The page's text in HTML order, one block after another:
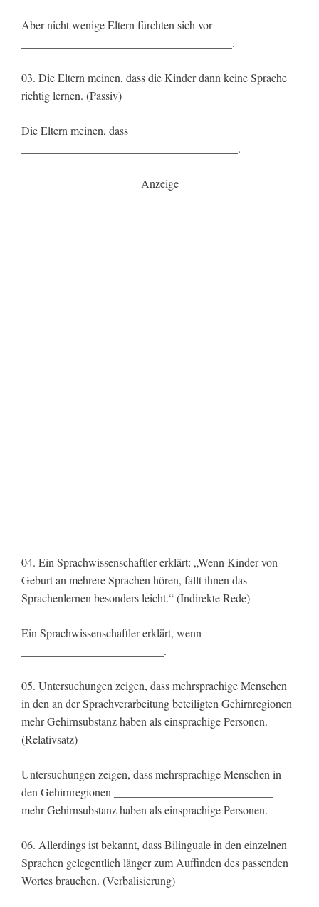
Aber nicht wenige Eltern fürchten sich vor
_____________________________________.
03. Die Eltern meinen, dass die Kinder dann keine Sprache
richtig lernen. (Passiv)
Die Eltern meinen, dass
______________________________________.
Anzeige
04. Ein Sprachwissenschaftler erklärt: „Wenn Kinder von
Geburt an mehrere Sprachen hören, fällt ihnen das
Sprachenlernen besonders leicht.“ (Indirekte Rede)
Ein Sprachwissenschaftler erklärt, wenn
_________________________.
05. Untersuchungen zeigen, dass mehrsprachige Menschen
in den an der Sprachverarbeitung beteiligten Gehirnregionen
mehr Gehirnsubstanz haben als einsprachige Personen.
(Relativsatz)
Untersuchungen zeigen, dass mehrsprachige Menschen in
den Gehirnregionen ____________________________
mehr Gehirnsubstanz haben als einsprachige Personen.
06. Allerdings ist bekannt, dass Bilinguale in den einzelnen
Sprachen gelegentlich länger zum Auffinden des passenden
Wortes brauchen. (Verbalisierung)